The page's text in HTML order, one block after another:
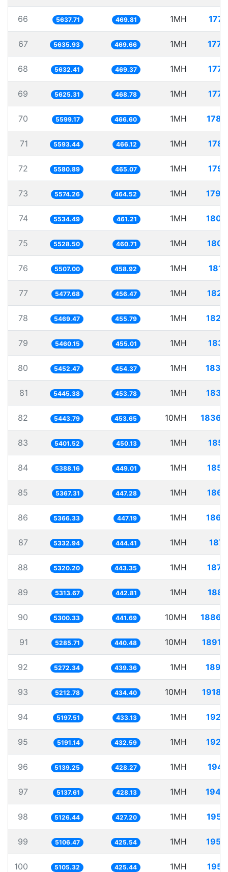
66 5637.71 469.81 1MH
67 5635.93 469.66 1MH
68 5632.41 469.37 1MH
69 5625.31 468.78 1MH
70 5599.17 466.60 1MH
71 5593.44 466.12 1MH
72 5580.89 465.07 1MH
73 5574.26 464.52 1MH
74 5534.49 461.21 1MH
75 5528.50 460.71 1MH
76 5507.00 458.92 1MH
77 5477.68 456.47 1MH
78 5469.47 455.79 1MH
79 5460.15 455.01 1MH
80 5452.47 454.37 1MH
81 5445.38 453.78 1MH
82 5443.79 453.65 10MH
83 5401.52 450.13 1MH
84 5388.16 449.01 1MH
85 5367.31 447.28 1MH
86 5366.33 447.19 1MH
87 5332.94 444.41 1MH
88 5320.20 443.35 1MH
89 5313.67 442.81 1MH
90 5300.33 441.69 10MH
91 5285.71 440.48 10MH
92 5272.34 439.36 1MH
93 5212.78 434.40 10MH
94 5197.51 433.13 1MH
95 5191.14 432.59 1MH
96 5139.25 428.27 1MH
97 5137.61 428.13 1MH
98 5126.44 427.20 1MH
99 5106.47 425.54 1MH
100 5105.32 425.44 1MH